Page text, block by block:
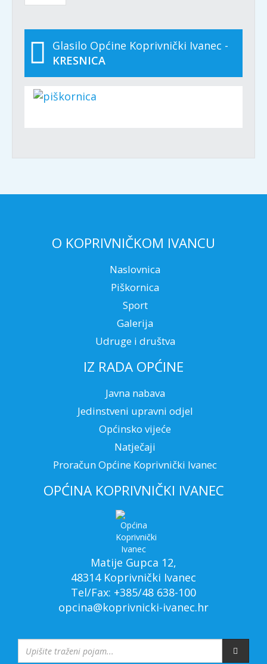
Glasilo Općine Koprivnički Ivanec -
KRESNICA
O KOPRIVNIČKOM IVANCU
Naslovnica
Piškornica
Sport
Galerija
Udruge i društva
IZ RADA OPĆINE
Javna nabava
Jedinstveni upravni odjel
Općinsko vijeće
Natječaji
Proračun Općine Koprivnički Ivanec
OPĆINA KOPRIVNIČKI IVANEC
Matije Gupca 12,
48314 Koprivnički Ivanec
Tel/Fax: +385/48 638-100
opcina@koprivnicki-ivanec.hr